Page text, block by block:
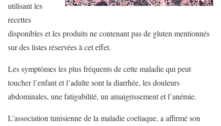
utilisant les
recettes
disponibles et les produits ne contenant pas de gluten mentionnés
sur des listes réservées à cet effet.
Les symptômes les plus fréquents de cette maladie qui peut
toucher l’enfant et l’adulte sont la diarrhée, les douleurs
abdominales, une fatigabilité, un amaigrissement et l’anémie.
L’association tunisienne de la maladie coeliaque, a affirmé son